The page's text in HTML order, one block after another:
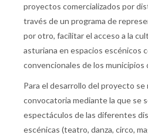
proyectos comercializados por
través de un programa de
por otro, facilitar el acceso a la
asturiana en espacios escénicos
convencionales de los municipios
Para el desarrollo del proyecto se
convocatoria mediante la que se
espectáculos de las diferentes
escénicas (teatro, danza, circo,